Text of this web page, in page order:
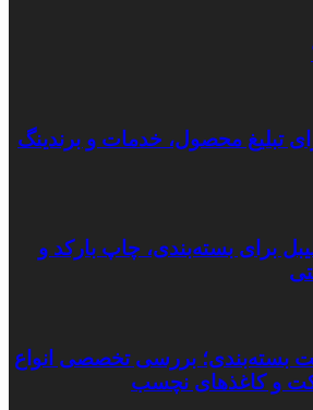
تبلیغ محصول، خدمات و برندینگ
برای بسته‌بندی، چاپ بارکد و
بسته‌بندی؛ بررسی تخصصی انواع
و کاغذهای نچسب